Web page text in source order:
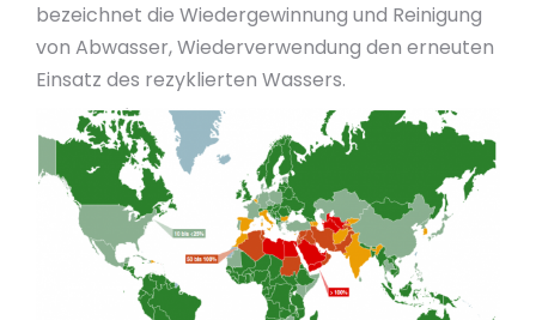
bezeichnet die Wiedergewinnung und Reinigung
von Abwasser, Wiederverwendung den erneuten
Einsatz des rezyklierten Wassers.